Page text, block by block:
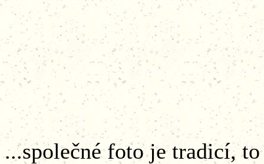
...společné foto je tradicí,